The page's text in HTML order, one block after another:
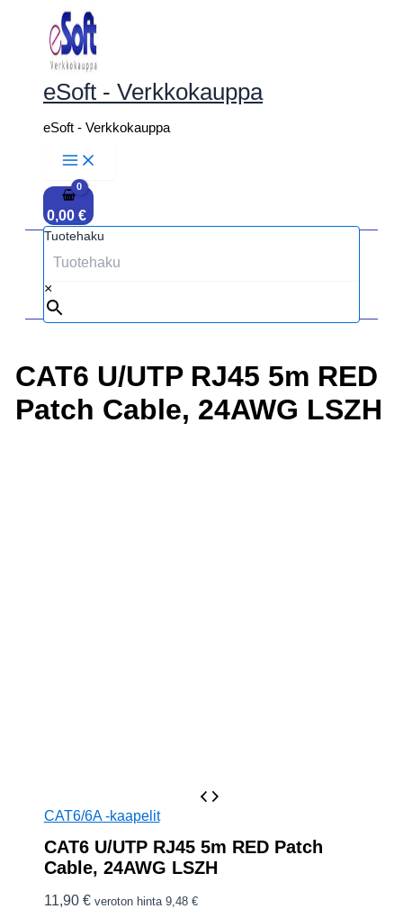
sisältöön
eSoft - Verkkokauppa
eSoft - Verkkokauppa
0,00 €
Tuotehaku
×
CAT6 U/UTP RJ45 5m RED
Patch Cable, 24AWG LSZH
CAT6/6A -kaapelit
CAT6 U/UTP RJ45 5m RED Patch
Cable, 24AWG LSZH
11,90 € veroton hinta 9,48 €